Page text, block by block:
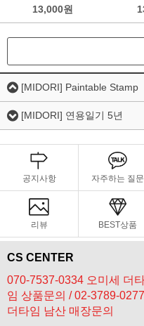
13,000원
[MIDORI] Paintable Stamp
[MIDORI] 연용일기 5년
공지사항 자주하는 질문
리뷰 BEST상품
CS CENTER
070-7537-0334 오미세 더
임 상품문의 / 02-3789-0277
더타임 남산 매장문의